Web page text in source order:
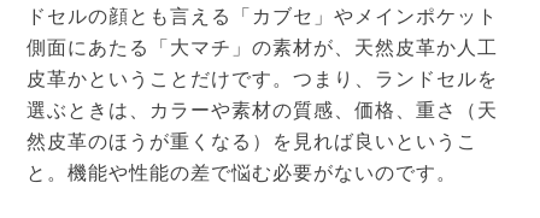
ドセルの顔とも言える「カブセ」やメインポケット
側面にあたる「大マチ」の素材が、天然皮革か人工
皮革かということだけです。つまり、ランドセルを
選ぶときは、カラーや素材の質感、価格、重さ（天
然皮革のほうが重くなる）を見れば良いというこ
と。機能や性能の差で悩む必要がないのです。